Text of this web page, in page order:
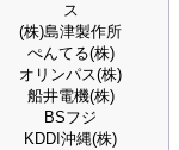
ス
(株)島津製作所
ぺんてる(株)
オリンパス(株)
船井電機(株)
BSフジ
KDDI沖縄(株)